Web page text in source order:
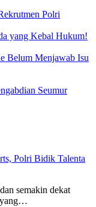
Polri
yang Kebal Hukum!
Belum Menjawab Isu
Seumur
Polri Bidik Talenta
semakin dekat
yang…